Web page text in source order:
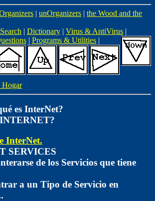
| unOrganizers | the Wood and the
Search | Dictionary | Virus & AntiVirus |
| Programs & Utilities |
Hogar
es InterNet?
InterNet.
SERVICES
de los Servicios que tiene
a un Tipo de Servicio en